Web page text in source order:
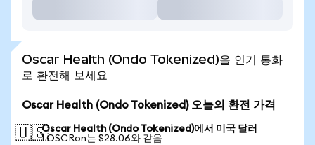
Oscar Health (Ondo Tokenized)을 인기 통화
로 환전해 보세요
Oscar Health (Ondo Tokenized) 오늘의 환전 가격
🇺🇸Oscar Health (Ondo Tokenized)에서 미국 달러
1 OSCRon는 $28.06와 같음